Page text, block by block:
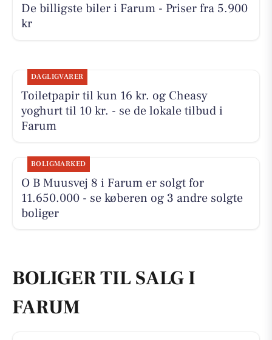
De billigste biler i Farum - Priser fra 5.900
kr
DAGLIGVARER
Toiletpapir til kun 16 kr. og Cheasy
yoghurt til 10 kr. - se de lokale tilbud i
Farum
BOLIGMARKED
O B Muusvej 8 i Farum er solgt for
11.650.000 - se køberen og 3 andre solgte
boliger
BOLIGER TIL SALG I
FARUM